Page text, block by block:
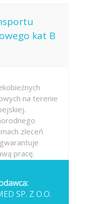
kat B
na terenie
zleceń
pracę.
SP. Z O.O.